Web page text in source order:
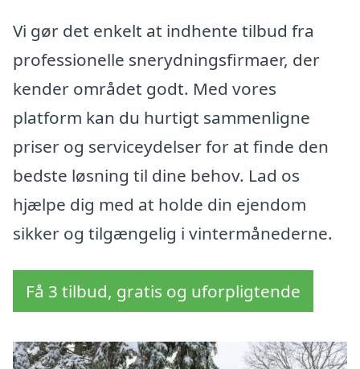
Vi gør det enkelt at indhente tilbud fra
professionelle snerydningsfirmaer, der
kender området godt. Med vores
platform kan du hurtigt sammenligne
priser og serviceydelser for at finde den
bedste løsning til dine behov. Lad os
hjælpe dig med at holde din ejendom
sikker og tilgængelig i vintermånederne.
Få 3 tilbud, gratis og uforpligtende